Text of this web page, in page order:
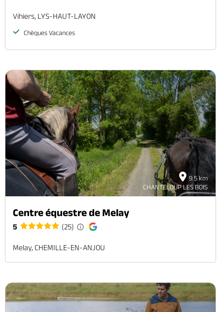
Vihiers, LYS-HAUT-LAYON
Chèques Vacances
9.5 km
CHANTELOUP LES BOIS
Centre équestre de Melay
5 (25)
Melay, CHEMILLE-EN-ANJOU